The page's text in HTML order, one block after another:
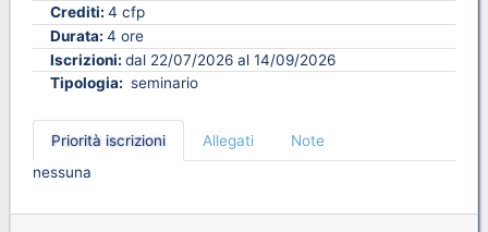
Crediti: 4 cfp
Durata: 4 ore
Iscrizioni: dal 22/07/2026 al 14/09/2026
Tipologia: seminario
Priorità iscrizioni Allegati
Note
nessuna